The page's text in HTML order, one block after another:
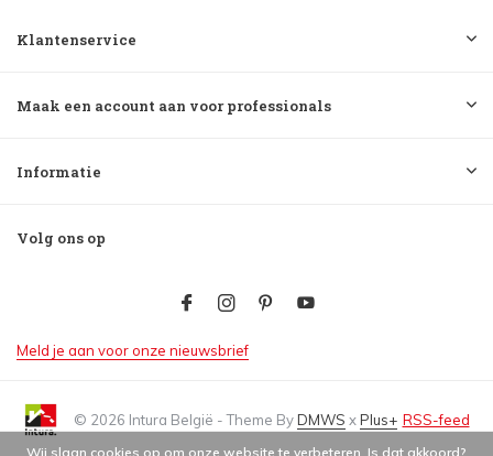
Klantenservice
Maak een account aan voor professionals
Informatie
Volg ons op
Meld je aan voor onze nieuwsbrief
© 2026 Intura België - Theme ByDMWS xPlus+ RSS-feed
Wij slaan cookies op om onze website te verbeteren. Is dat akkoord?